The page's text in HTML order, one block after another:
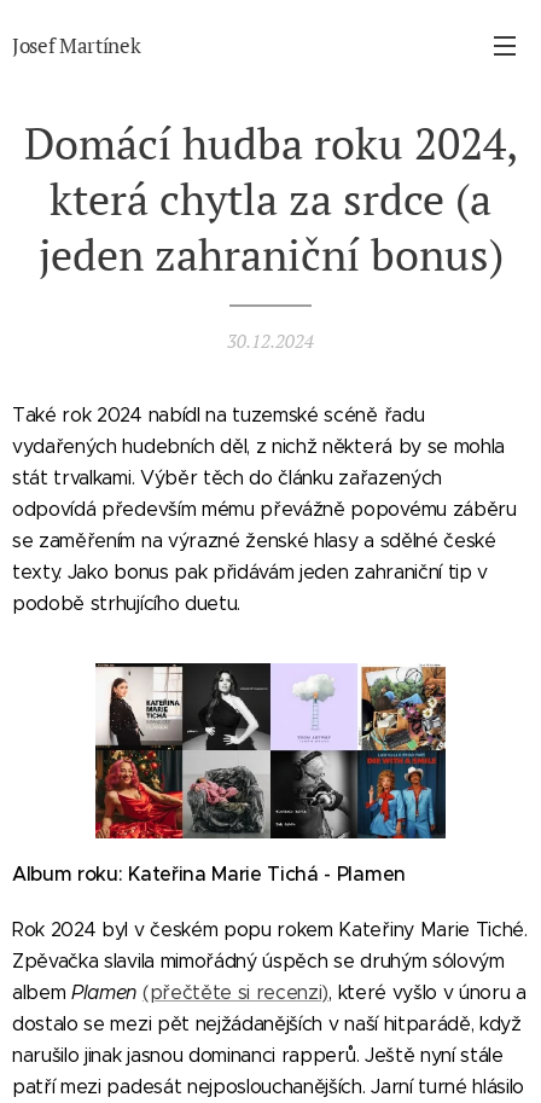
Josef Martínek
Domácí hudba roku 2024,
která chytla za srdce (a
jeden zahraniční bonus)
30.12.2024
Také rok 2024 nabídl na tuzemské scéně řadu
vydařených hudebních děl, z nichž některá by se mohla
stát trvalkami. Výběr těch do článku zařazených
odpovídá především mému převážně popovému záběru
se zaměřením na výrazné ženské hlasy a sdělné české
texty. Jako bonus pak přidávám jeden zahraniční tip v
podobě strhujícího duetu.
Album roku: Kateřina Marie Tichá - Plamen
Rok 2024 byl v českém popu rokem Kateřiny Marie Tiché.
Zpěvačka slavila mimořádný úspěch se druhým sólovým
albemPlamen (přečtěte si recenzi), které vyšlo v únoru a
dostalo se mezi pět nejžádanějších v naší hitparádě, když
narušilo jinak jasnou dominanci rapperů. Ještě nyní stále
patří mezi padesát nejposlouchanějších. Jarní turné hlásilo